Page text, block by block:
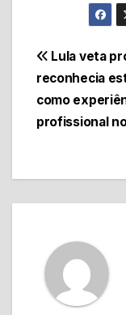
de
Post
Lula veta
reconhecia
como
profissional